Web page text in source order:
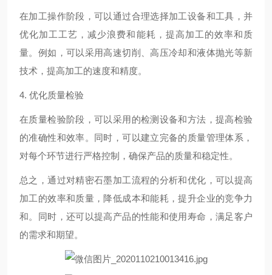
在加工操作阶段，可以通过合理选择加工设备和工具，并
优化加工工艺，减少浪费和能耗，提高加工的效率和质
量。例如，可以采用高速切削、高压冷却和液体抛光等新
技术，提高加工的速度和精度。
4. 优化质量检验
在质量检验阶段，可以采用的检测设备和方法，提高检验
的准确性和效率。同时，可以建立完备的质量管理体系，
对每个环节进行严格控制，确保产品的质量和稳定性。
总之，通过对精密石墨加工流程的分析和优化，可以提高
加工的效率和质量，降低成本和能耗，提升企业的竞争力
和。同时，还可以提高产品的性能和使用寿命，满足客户
的需求和期望。